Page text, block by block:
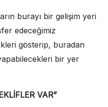
burayı bir gelişim yeri
edeceğimiz
gösterip, buradan
bir yer
VAR”